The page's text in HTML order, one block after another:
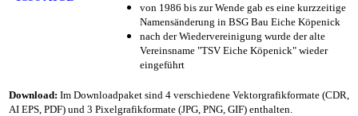
von 1986 bis zur Wende gab es eine kurzzeitige
Namensänderung in BSG Bau Eiche Köpenick
nach der Wiedervereinigung wurde der alte
Vereinsname "TSV Eiche Köpenick" wieder
eingeführt
Download: Im Downloadpaket sind 4 verschiedene Vektorgrafikformate (CDR,
AI EPS, PDF) und 3 Pixelgrafikformate (JPG, PNG, GIF) enthalten.